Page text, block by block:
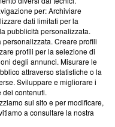
Carlo Frasca, 3 - 6900
per: Archiviare
dati limitati per la
pubblicità personalizzata.
Creare profili
profili per la selezione di
degli annunci. Misurare le
attraverso statistiche o la
Sviluppare e migliorare i
dei contenuti.
sul sito e per modificare,
a consultare la nostra